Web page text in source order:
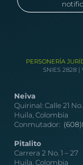
PERSONERÍA
SNIES 2828 |
Neiva
Quirinal: Calle 21
Huila, Colombia
Conmutador:
Pitalito
Carrera 2 No. 1 – 27
Huila, Colombia